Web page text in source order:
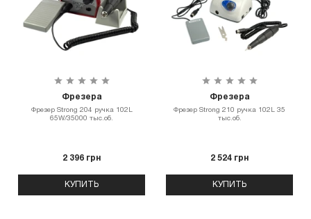
Фрезера
Фрезер Strong 204 ручка 102L
65W/35000 тыс.об.
2 396 грн
КУПИТЬ
Фрезера
Фрезер Strong 210 ручка 102L 35
тыс.об.
2 524 грн
КУПИТЬ